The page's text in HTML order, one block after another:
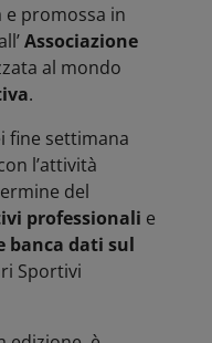
e promossa in
Associazione
al mondo
.
fine settimana
l’attività
del
professionali e
banca dati sul
Sportivi